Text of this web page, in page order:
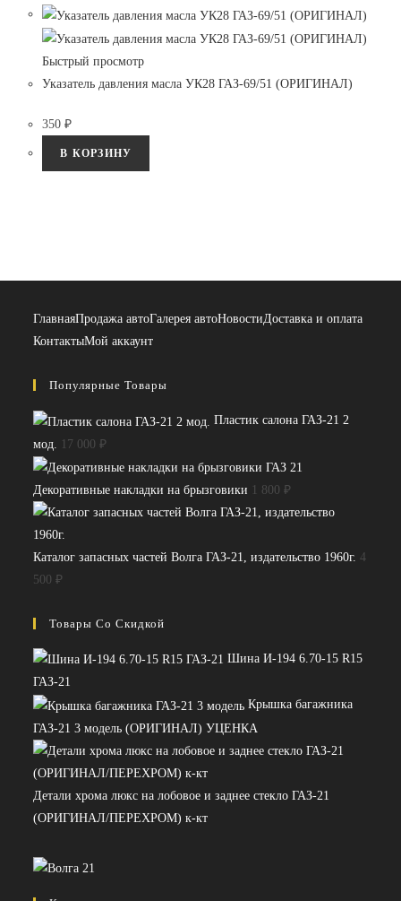
Быстрый просмотр
Указатель давления масла УК28 ГАЗ-69/51 (ОРИГИНАЛ)
350₽
В КОРЗИНУ
ГлавнаяПродажа автоГалерея автоНовостиДоставка и оплата
КонтактыМой аккаунт
Популярные Товары
Пластик салона ГАЗ-21 2
мод.
17 000₽
Декоративные накладки на брызговики 1 800₽
Каталог запасных частей Волга ГАЗ-21, издательство 1960г. 4
500₽
Товары Со Скидкой
Шина И-194 6.70-15 R15
ГАЗ-21
Крышка багажника
ГАЗ-21 3 модель (ОРИГИНАЛ) УЦЕНКА
Детали хрома люкс на лобовое и заднее стекло ГАЗ-21
(ОРИГИНАЛ/ПЕРЕХРОМ) к-кт